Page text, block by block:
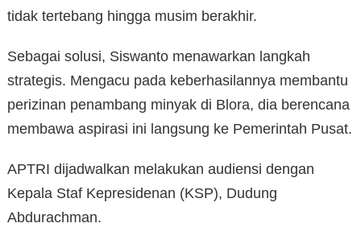
tidak tertebang hingga musim berakhir.
Sebagai solusi, Siswanto menawarkan langkah
strategis. Mengacu pada keberhasilannya membantu
perizinan penambang minyak di Blora, dia berencana
membawa aspirasi ini langsung ke Pemerintah Pusat.
APTRI dijadwalkan melakukan audiensi dengan
Kepala Staf Kepresidenan (KSP), Dudung
Abdurachman.